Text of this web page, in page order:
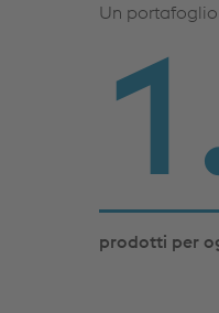
Un
prodotti per